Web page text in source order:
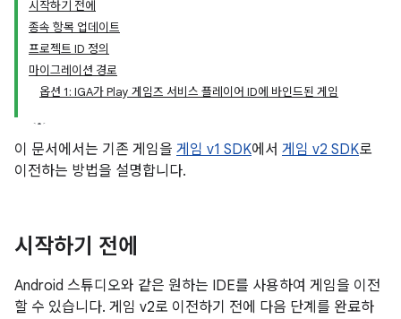
시작하기 전에
종속 항목 업데이트
프로젝트 ID 정의
마이그레이션 경로
옵션 1: IGA가 Play 게임즈 서비스 플레이어 ID에 바인드된 게임
이 문서에서는 기존 게임을 게임 v1 SDK에서 게임 v2 SDK로
이전하는 방법을 설명합니다.
시작하기 전에
Android 스튜디오와 같은 원하는 IDE를 사용하여 게임을 이전
할 수 있습니다. 게임 v2로 이전하기 전에 다음 단계를 완료하